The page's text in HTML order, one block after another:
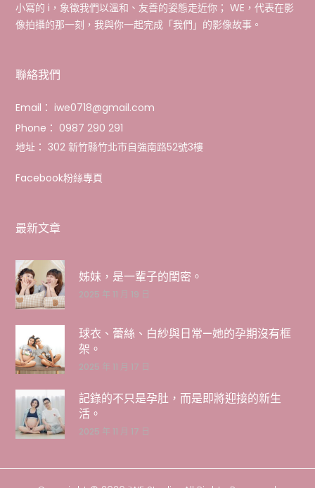
小寫的 i，象徵我們以溫和、友善的姿態走近你； WE，代表在影
像拍攝的那一刻，我與你一起完成「我們」的影像故事。
聯絡我們
Email： iwe0718@gmail.com
Phone： 0987 290 291
地址： 302 新竹縣竹北市自強南路52號3樓
Facebook粉絲專頁
最新文章
2025 年 11 月 19 日
姊妹，是一輩子的閨密。
2025 年 11 月 17 日
球衣、蕾絲、白紗與日常—她的孕期沒有框
架。
2025 年 11 月 17 日
記錄的不只是孕肚，而是即將迎接的新生
活。